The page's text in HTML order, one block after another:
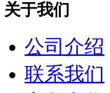
关于我们
公司介绍
联系我们